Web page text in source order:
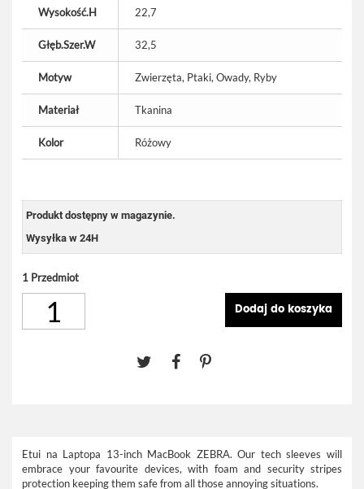
Wysokość.H 22,7
Głęb.Szer.W 32,5
Motyw Zwierzęta, Ptaki, Owady, Ryby
Materiał Tkanina
Kolor Różowy
Produkt dostępny w magazynie.
Wysyłka w 24H
1 Przedmiot
Dodaj do koszyka
Etui na Laptopa 13-inch MacBook ZEBRA. Our tech sleeves will
embrace your favourite devices, with foam and security stripes
protection keeping them safe from all those annoying situations.